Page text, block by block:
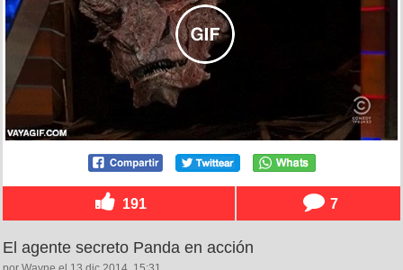
191 7
El agente secreto Panda en acción